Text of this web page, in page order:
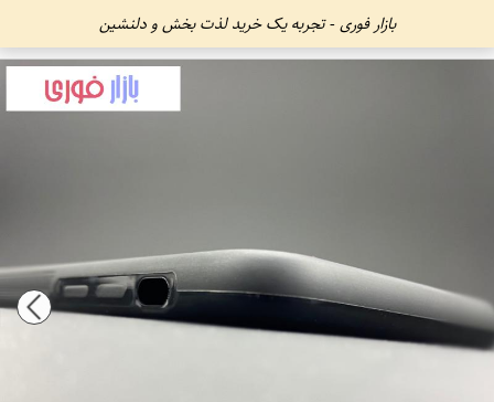
بازار فوری - تجربه یک خرید لذت بخش و دلنشین